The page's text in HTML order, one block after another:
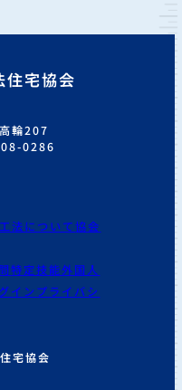
住宅協会
輪207
0286
法について協会
特定技能外国人
イン プライバシ
宅協会